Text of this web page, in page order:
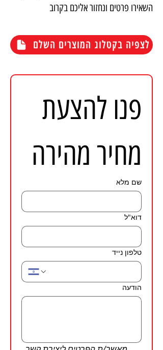
השאירו פרטים ונחזור אליכם בקרוב
לצפיה בקטלוג המוצרים השלם
מחיר מהירה
שם מלא
דוא"ל
טלפון נייד
הודעה